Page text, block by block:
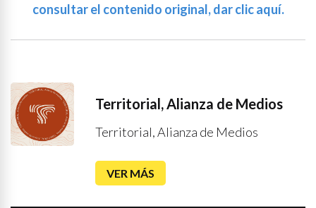
consultar el contenido original, dar clic aquí.
Territorial, Alianza de Medios
Territorial, Alianza de Medios
VER MÁS